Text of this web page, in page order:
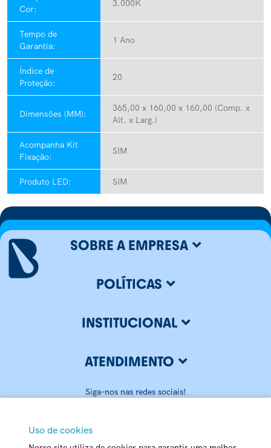
Cor:
3.000K
Tempo de
Garantia:
1 Ano
Índice de
Proteção:
20
Dimensões (MM):
365,00 x 160,00 x 160,00 (Comp. x
Alt. x Larg.)
Acompanha Kit
Fixação:
SIM
Produto LED: SIM
SOBRE A EMPRESA
POLÍTICAS
INSTITUCIONAL
ATENDIMENTO
Siga-nos nas redes sociais!
Uso de cookies